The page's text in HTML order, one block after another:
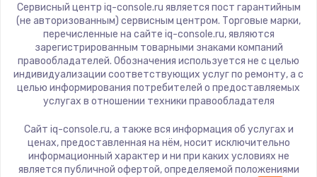
Замена сигнальной лампы
1200 руб.
Заказать
Замена системной платы
Заказать
Сервисный центр iq-console.ru является пост гарантийным
(не авторизованным) сервисным центром. Торговые марки,
перечисленные на сайте iq-console.ru, являются
зарегистрированным товарными знаками компаний
правообладателей. Обозначения используется не с целью
индивидуализации соответствующих услуг по ремонту, а с
целью информирования потребителей о предоставляемых
услугах в отношении техники правообладателя
Сайт iq-console.ru, а также вся информация об услугах и
ценах, предоставленная на нём, носит исключительно
информационный характер и ни при каких условиях не
является публичной офертой, определяемой положениями